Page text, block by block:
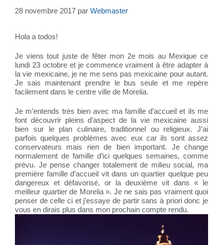
28 novembre 2017 par Webmaster
Hola a todos!
Je viens tout juste de fêter mon 2e mois au Mexique ce
lundi 23 octobre et je commence vraiment à être adapter à
la vie mexicaine, je ne me sens pas mexicaine pour autant.
Je sais maintenant prendre le bus seule et me repère
facilement dans le centre ville de Morelia.
Je m’entends très bien avec ma famille d’accueil et ils me
font découvrir pleins d’aspect de la vie mexicaine aussi
bien sur le plan culinaire, traditionnel ou religieux. J’ai
parfois quelques problèmes avec eux car ils sont assez
conservateurs mais rien de bien important. Je change
normalement de famille d’ici quelques semaines, comme
prévu. Je pense changer totalement de milieu social, ma
première famille d’accueil vit dans un quartier quelque peu
dangereux et défavorisé, or la deuxième vit dans « le
meilleur quartier de Morelia ». Je ne sais pas vraiment quoi
penser de celle ci et j’essaye de partir sans à priori donc je
vous en dirais plus dans mon prochain compte rendu.